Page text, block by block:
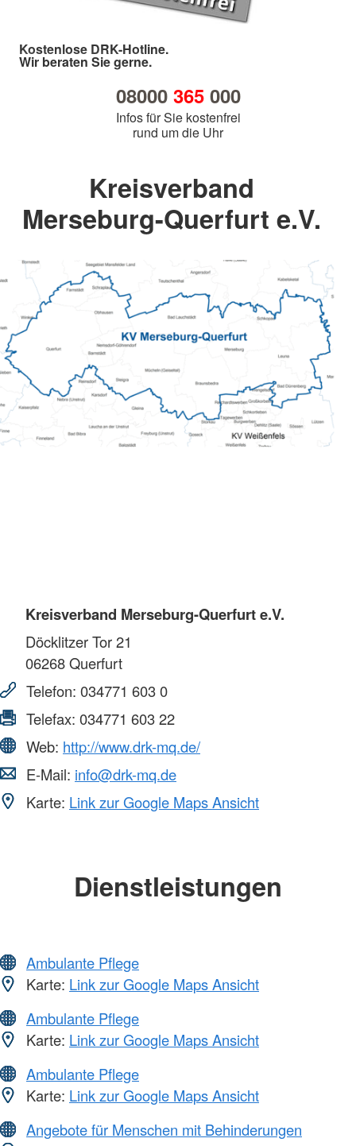
Kostenlose DRK-Hotline.
Wir beraten Sie gerne.
08000 365000
Infos für Sie kostenfrei
rund um die Uhr
Kreisverband
Merseburg-Querfurt e.V.
Kreisverband Merseburg-Querfurt e.V.
Döcklitzer Tor 21
06268Querfurt
Telefon: 034771 603 0
Telefax: 034771 603 22
Web: http://www.drk-mq.de/
E-Mail: info@drk-mq.de
Karte: Link zur Google Maps Ansicht
Dienstleistungen
Ambulante Pflege
Karte: Link zur Google Maps Ansicht
Ambulante Pflege
Karte: Link zur Google Maps Ansicht
Ambulante Pflege
Karte: Link zur Google Maps Ansicht
Angebote für Menschen mit Behinderungen